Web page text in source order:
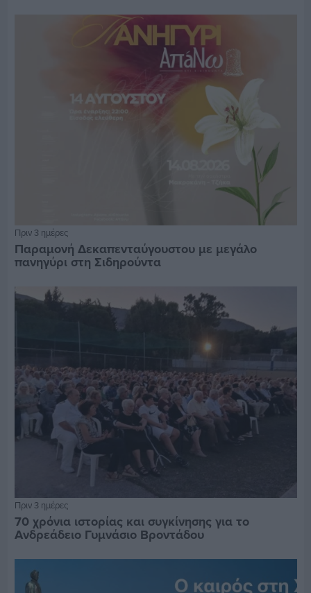
Πριν 3 ημέρες
Παραμονή Δεκαπενταύγουστου με μεγάλο
πανηγύρι στη Σιδηρούντα
Πριν 3 ημέρες
70 χρόνια ιστορίας και συγκίνησης για το
Ανδρεάδειο Γυμνάσιο Βροντάδου